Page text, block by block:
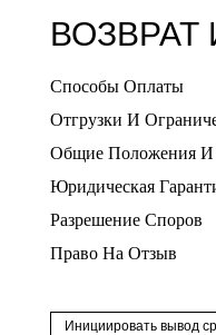
ВОЗВРАТ
Способы Оплаты
Отгрузки И
Общие Положения И
Юридическая
Разрешение Споров
Право На Отзыв
Инициировать вывод